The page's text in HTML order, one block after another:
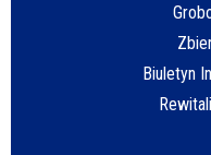
Biuletyn